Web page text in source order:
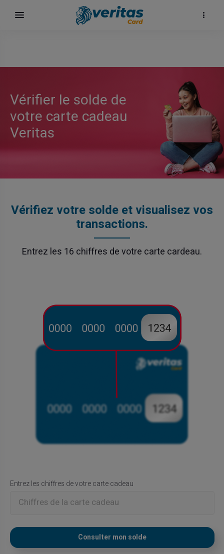
Vérifier le solde de
votre carte cadeau
Veritas
Vérifiez votre solde et visualisez vos
transactions.
Entrez les 16 chiffres de votre carte cardeau.
Entrez les chiffres de votre carte cadeau